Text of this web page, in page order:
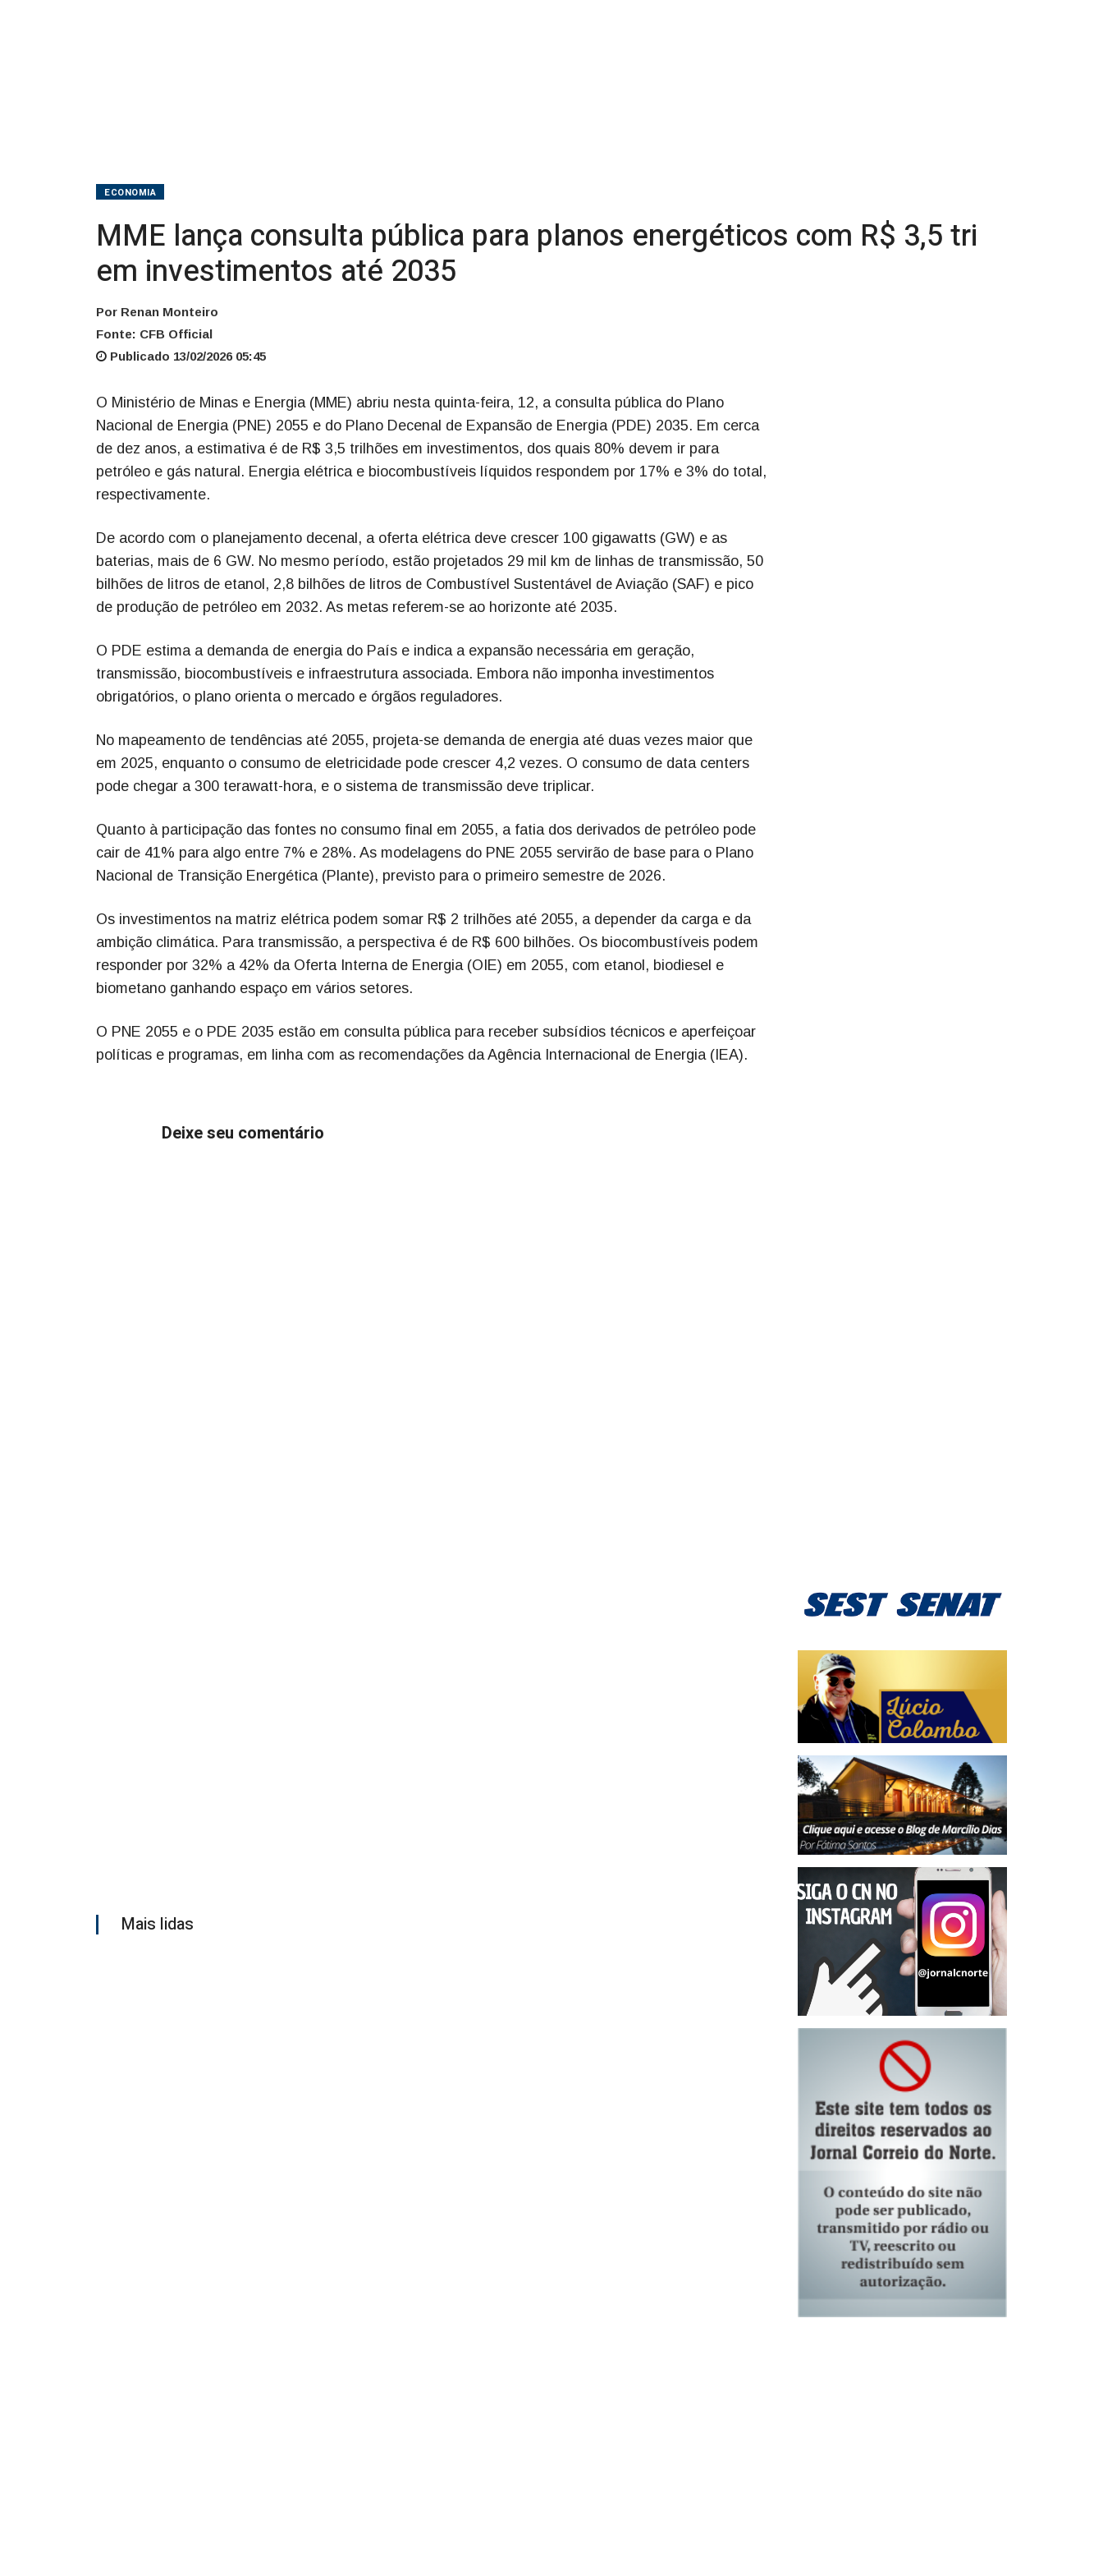
ECONOMIA
MME lança consulta pública para planos energéticos com R$ 3,5 tri
em investimentos até 2035
Por Renan Monteiro
Fonte: CFB Official
Publicado 13/02/2026 05:45
O Ministério de Minas e Energia (MME) abriu nesta quinta-feira, 12, a consulta pública do Plano
Nacional de Energia (PNE) 2055 e do Plano Decenal de Expansão de Energia (PDE) 2035. Em cerca
de dez anos, a estimativa é de R$ 3,5 trilhões em investimentos, dos quais 80% devem ir para
petróleo e gás natural. Energia elétrica e biocombustíveis líquidos respondem por 17% e 3% do total,
respectivamente.
De acordo com o planejamento decenal, a oferta elétrica deve crescer 100 gigawatts (GW) e as
baterias, mais de 6 GW. No mesmo período, estão projetados 29 mil km de linhas de transmissão, 50
bilhões de litros de etanol, 2,8 bilhões de litros de Combustível Sustentável de Aviação (SAF) e pico
de produção de petróleo em 2032. As metas referem-se ao horizonte até 2035.
O PDE estima a demanda de energia do País e indica a expansão necessária em geração,
transmissão, biocombustíveis e infraestrutura associada. Embora não imponha investimentos
obrigatórios, o plano orienta o mercado e órgãos reguladores.
No mapeamento de tendências até 2055, projeta-se demanda de energia até duas vezes maior que
em 2025, enquanto o consumo de eletricidade pode crescer 4,2 vezes. O consumo de data centers
pode chegar a 300 terawatt-hora, e o sistema de transmissão deve triplicar.
Quanto à participação das fontes no consumo final em 2055, a fatia dos derivados de petróleo pode
cair de 41% para algo entre 7% e 28%. As modelagens do PNE 2055 servirão de base para o Plano
Nacional de Transição Energética (Plante), previsto para o primeiro semestre de 2026.
Os investimentos na matriz elétrica podem somar R$ 2 trilhões até 2055, a depender da carga e da
ambição climática. Para transmissão, a perspectiva é de R$ 600 bilhões. Os biocombustíveis podem
responder por 32% a 42% da Oferta Interna de Energia (OIE) em 2055, com etanol, biodiesel e
biometano ganhando espaço em vários setores.
O PNE 2055 e o PDE 2035 estão em consulta pública para receber subsídios técnicos e aperfeiçoar
políticas e programas, em linha com as recomendações da Agência Internacional de Energia (IEA).
Deixe seu comentário
Mais lidas